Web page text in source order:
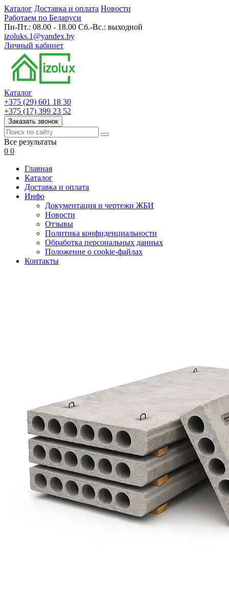
Каталог Доставка и оплата Новости
Работаем по Беларуси
Пн-Пт.: 08.00 - 18.00 Сб.-Вс.: выходной
izoluks.1@yandex.by
Личный кабинет
Каталог
+375 (29) 601 18 30
+375 (17) 399 23 52
Заказать звонок
Все результаты
0 0
Главная
Каталог
Доставка и оплата
Инфо
Документация и чертежи ЖБИ
Новости
Отзывы
Политика конфиденциальности
Обработка персональных данных
Положение о cookie-файлах
Контакты